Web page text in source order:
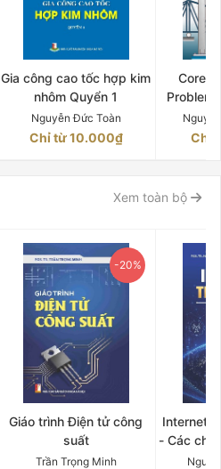
Gia công cao tốc hợp kim
nhôm Quyển 1
Nguyễn Đức Toàn
Chỉ từ 10.000₫
Core
OF
Chỉ
Xem toàn bộ
-20%
Giáo trình Điện tử công
suất
Trần Trọng Minh
Internet
- Các